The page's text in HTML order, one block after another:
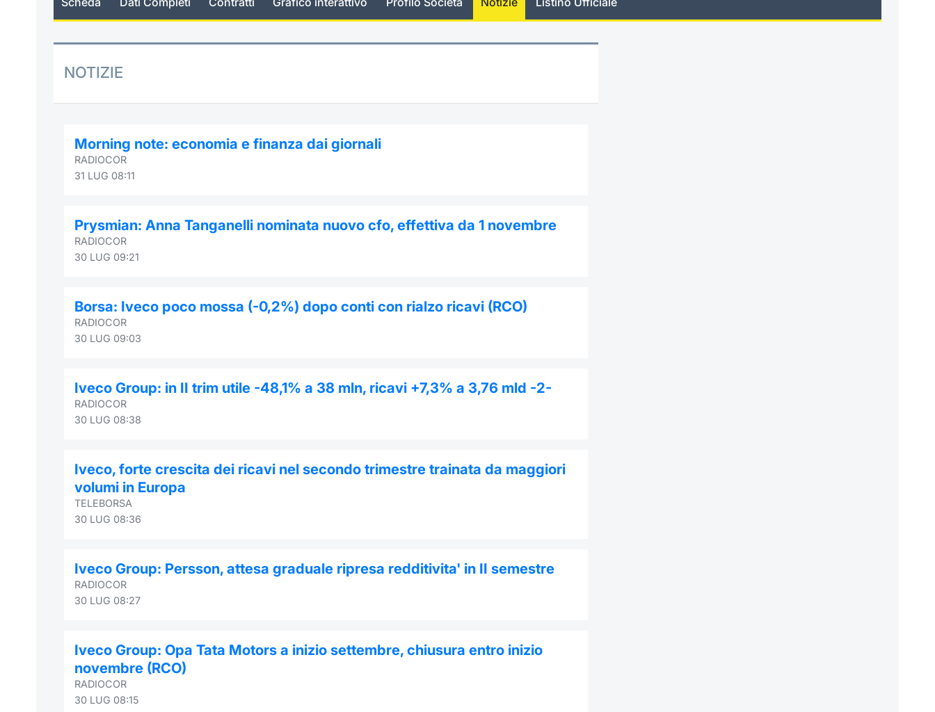
NOTIZIE
Morning note: economia e finanza dai giornali
RADIOCOR
31 LUG 08:11
Prysmian: Anna Tanganelli nominata nuovo cfo, effettiva da 1 novembre
RADIOCOR
30 LUG 09:21
Borsa: Iveco poco mossa (-0,2%) dopo conti con rialzo ricavi (RCO)
RADIOCOR
30 LUG 09:03
Iveco Group: in II trim utile -48,1% a 38 mln, ricavi +7,3% a 3,76 mld -2-
RADIOCOR
30 LUG 08:38
Iveco, forte crescita dei ricavi nel secondo trimestre trainata da maggiori
volumi in Europa
TELEBORSA
30 LUG 08:36
Iveco Group: Persson, attesa graduale ripresa redditivita' in II semestre
RADIOCOR
30 LUG 08:27
Iveco Group: Opa Tata Motors a inizio settembre, chiusura entro inizio
novembre (RCO)
RADIOCOR
30 LUG 08:15